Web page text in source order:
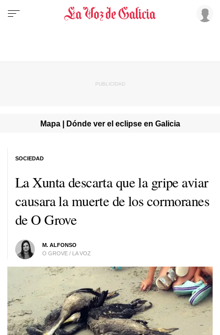
Mapa | Dónde ver el eclipse en Galicia
La Xunta descarta que la gripe aviar
causara la muerte de los cormoranes
de O Grove
M. ALFONSO
O GROVE / LA VOZ
SOCIEDAD